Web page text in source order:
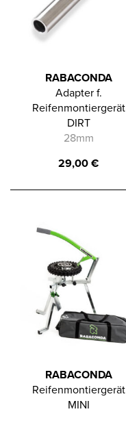
RABACONDA
Adapter f.
Reifenmontiergerät
DIRT
28mm
29,00€
RABACONDA
Reifenmontiergerät
MINI